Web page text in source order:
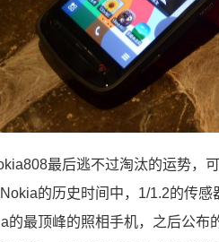
最后逃不过淘汰的运势，
的历史时间中，1/1.2的传
的最顶峰的照相手机，之后公布